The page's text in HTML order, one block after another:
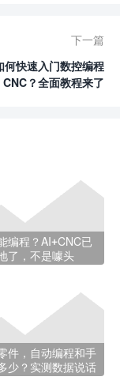
下一篇
何快速入门数控编程
CNC？全面教程来了
编程？AI+CNC已
了，不是噱头
件，自动编程和手
少？实测数据说话